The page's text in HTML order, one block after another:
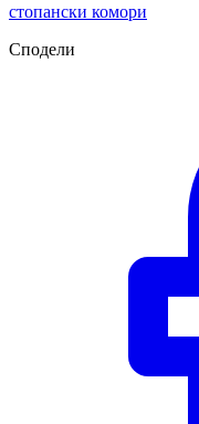
стопански комори
Сподели